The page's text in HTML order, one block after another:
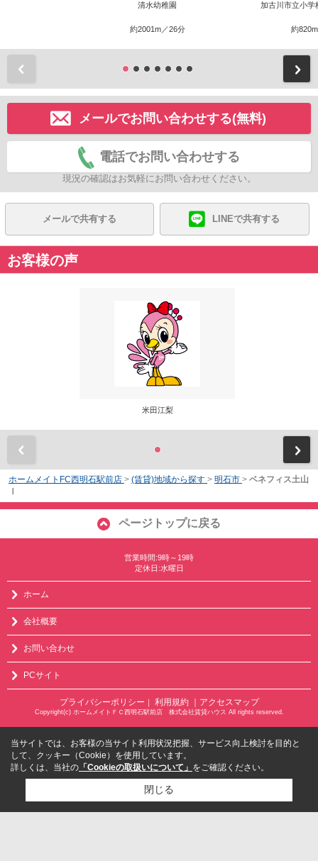
清水幼稚園
約2001m／26分
加古川市立小学
約
メールでお問い合わせする(無料)
電話でお問い合わせする
現況の確認はお気軽にお問い合わせください。
メールで共有する LINEで共有する
お客様の声
米田江梨
ホームメイトFC西明石駅前店 > (賃貸)地域から探す > 明石市 > ベネフィス土山
ページトップに戻る
営業時間:9時～19時
定休日:水曜日
ホーム
会社概要
お問い合わせ
PCサイト
プライバシーポリシー 利用規約 ｜アクセスマップ
Copyright(c) ホームメイトＦＣ西明石駅前店 株式会社賃貸ハウス All rights reserved.
当サイトでは、お客様の当サイト利用状況把握、サービス向上検討を目的と
して、クッキー（Cookie）を使用しています。
詳しくは、当社の 「Cookieの取扱いについて」 をご確認ください。
閉じる